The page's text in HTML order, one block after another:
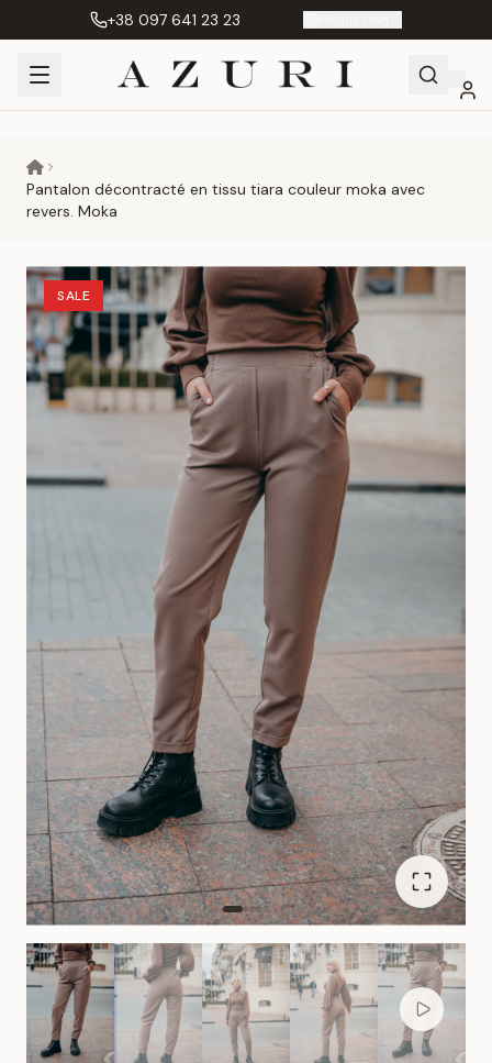
+38 097 641 23 23
Pantalon décontracté en tissu tiara couleur moka avec
revers. Moka
SALE